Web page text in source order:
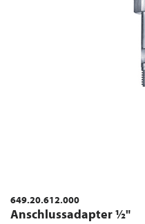
649.20.612.000
Anschlussadapter ½"